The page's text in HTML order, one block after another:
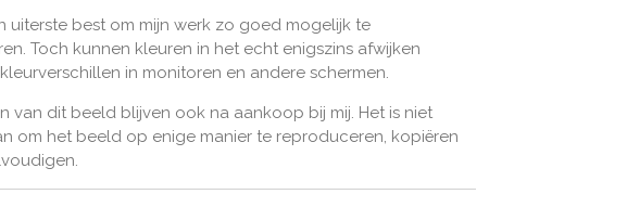
uiterste best om mijn werk zo goed mogelijk te
Toch kunnen kleuren in het echt enigszins afwijken
in monitoren en andere schermen.
van dit beeld blijven ook na aankoop bij mij. Het is niet
om het beeld op enige manier te reproduceren, kopiëren